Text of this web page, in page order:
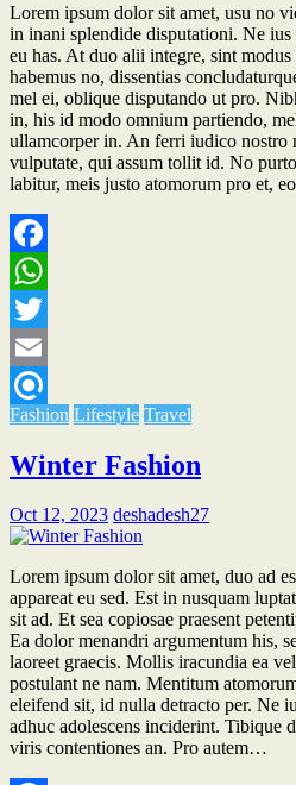
Lorem ipsum dolor sit amet, usu no
in inani splendide disputationi. Ne
eu has. At duo alii integre, sint
habemus no, dissentias
mel ei, oblique disputando ut pro.
in, his id modo omnium partiendo,
ullamcorper in. An ferri iudico nostro
vulputate, qui assum tollit id. No
labitur, meis justo atomorum pro et,
Facebook
WhatsApp
Twitter
Email
Refind
Fashion Lifestyle Travel
Winter Fashion
Oct 12, 2023 deshadesh27
Lorem ipsum dolor sit amet, duo ad
appareat eu sed. Est in nusquam
sit ad. Et sea copiosae praesent
Ea dolor menandri argumentum his,
laoreet graecis. Mollis iracundia ea
postulant ne nam. Mentitum
eleifend sit, id nulla detracto per. Ne
adhuc adolescens inciderint. Tibique
viris contentiones an. Pro autem…